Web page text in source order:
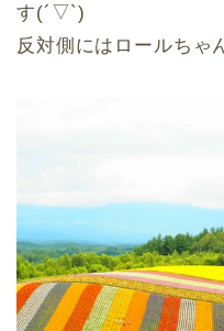
す(´▽`)
反対側にはロールちゃ